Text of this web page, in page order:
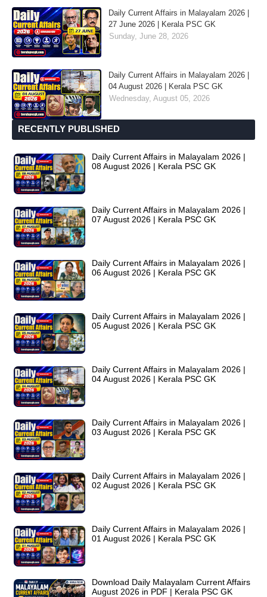
Daily Current Affairs in Malayalam 2026 |
27 June 2026 | Kerala PSC GK
Sunday, June 28, 2026
Daily Current Affairs in Malayalam 2026 |
04 August 2026 | Kerala PSC GK
Wednesday, August 05, 2026
RECENTLY PUBLISHED
Daily Current Affairs in Malayalam 2026 |
08 August 2026 | Kerala PSC GK
Daily Current Affairs in Malayalam 2026 |
07 August 2026 | Kerala PSC GK
Daily Current Affairs in Malayalam 2026 |
06 August 2026 | Kerala PSC GK
Daily Current Affairs in Malayalam 2026 |
05 August 2026 | Kerala PSC GK
Daily Current Affairs in Malayalam 2026 |
04 August 2026 | Kerala PSC GK
Daily Current Affairs in Malayalam 2026 |
03 August 2026 | Kerala PSC GK
Daily Current Affairs in Malayalam 2026 |
02 August 2026 | Kerala PSC GK
Daily Current Affairs in Malayalam 2026 |
01 August 2026 | Kerala PSC GK
Download Daily Malayalam Current Affairs
August 2026 in PDF | Kerala PSC GK